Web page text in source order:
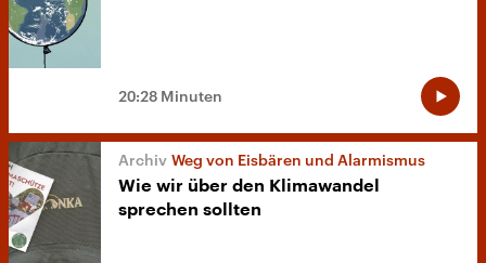
20:28 Minuten
Weg von Eisbären und Alarmismus
Wie wir über den Klimawandel
sprechen sollten